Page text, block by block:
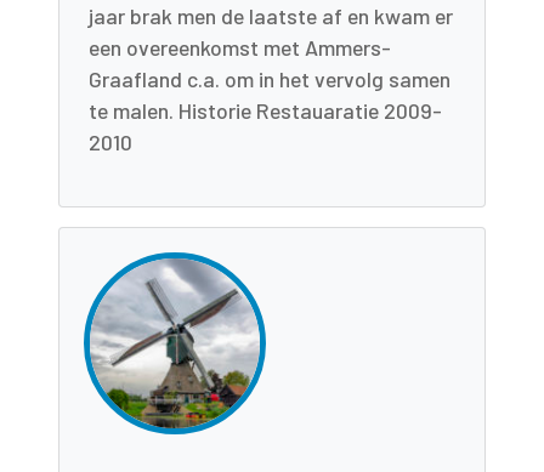
jaar brak men de laatste af en kwam er
een overeenkomst met Ammers-
Graafland c.a. om in het vervolg samen
te malen. Historie Restauaratie 2009-
2010